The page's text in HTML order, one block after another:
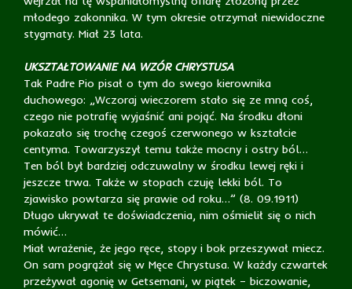
młodego zakonnika. W tym okresie otrzymał niewidoczne
stygmaty. Miał 23 lata.
UKSZTAŁTOWANIE NA WZÓR CHRYSTUSA
Tak Padre Pio pisał o tym do swego kierownika
duchowego: „Wczoraj wieczorem stało się ze mną coś,
czego nie potrafię wyjaśnić ani pojąć. Na środku dłoni
pokazało się trochę czegoś czerwonego w kształcie
centyma. Towarzyszył temu także mocny i ostry ból…
Ten ból był bardziej odczuwalny w środku lewej ręki i
jeszcze trwa. Także w stopach czuję lekki ból. To
zjawisko powtarza się prawie od roku…” (8. 09.1911)
Długo ukrywał te doświadczenia, nim ośmielił się o nich
mówić…
Miał wrażenie, że jego ręce, stopy i bok przeszywał miecz.
On sam pogrążał się w Męce Chrystusa. W każdy czwartek
przeżywał agonię w Getsemani, w piątek – biczowanie,